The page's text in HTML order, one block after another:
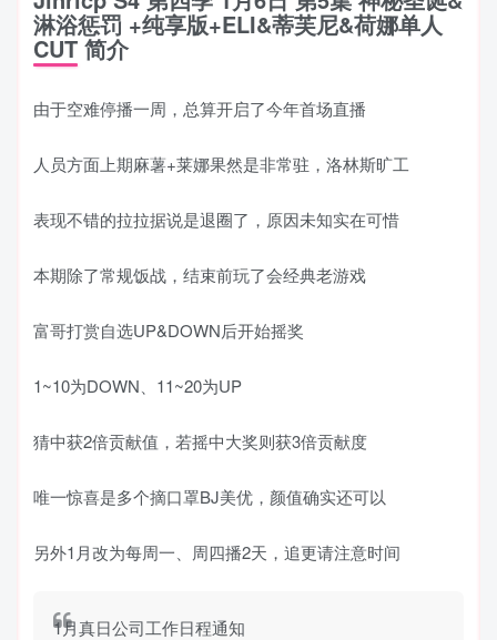
淋浴惩罚 +纯享版+ELI&蒂芙尼&荷娜单人
CUT 简介
由于空难停播一周，总算开启了今年首场直播
人员方面上期麻薯+莱娜果然是非常驻，洛林斯旷工
表现不错的拉拉据说是退圈了，原因未知实在可惜
本期除了常规饭战，结束前玩了会经典老游戏
富哥打赏自选UP&DOWN后开始摇奖
1~10为DOWN、11~20为UP
猜中获2倍贡献值，若摇中大奖则获3倍贡献度
唯一惊喜是多个摘口罩BJ美优，颜值确实还可以
另外1月改为每周一、周四播2天，追更请注意时间
1月真日公司工作日程通知